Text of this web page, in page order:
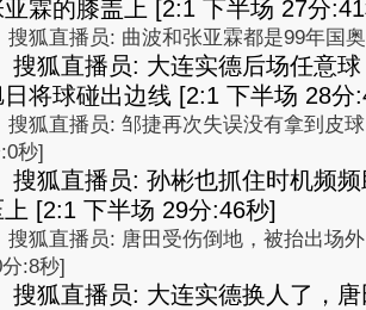
亚霖的膝盖上 [2:1 下半场 27分
搜狐直播员: 曲波和张亚霖都是99年国
搜狐直播员: 大连实德后场任意
日将球碰出边线 [2:1 下半场 28分
搜狐直播员: 邹捷再次失误没有拿到皮
秒]
搜狐直播员: 孙彬也抓住时机频
上 [2:1 下半场 29分:46秒]
搜狐直播员: 唐田受伤倒地，被抬出场
:8秒]
搜狐直播员: 大连实德换人了，